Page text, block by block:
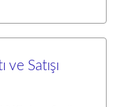
Satışı